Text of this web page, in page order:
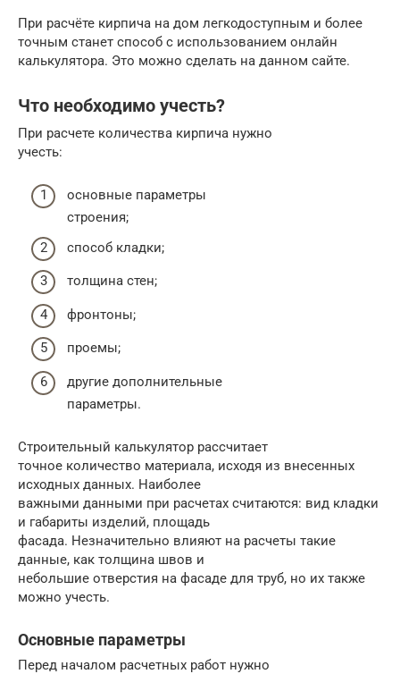
При расчёте кирпича на дом легкодоступным и более
точным станет способ с использованием онлайн
калькулятора. Это можно сделать на данном сайте.
Что необходимо учесть?
При расчете количества кирпича нужно
учесть:
основные параметры
строения;
способ кладки;
толщина стен;
фронтоны;
проемы;
другие дополнительные
параметры.
Строительный калькулятор рассчитает
точное количество материала, исходя из внесенных
исходных данных. Наиболее
важными данными при расчетах считаются: вид кладки
и габариты изделий, площадь
фасада. Незначительно влияют на расчеты такие
данные, как толщина швов и
небольшие отверстия на фасаде для труб, но их также
можно учесть.
Основные параметры
Перед началом расчетных работ нужно